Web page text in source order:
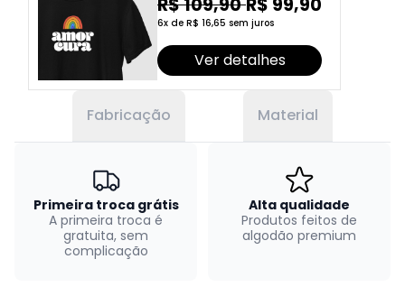
R$ 109,90 R$ 99,90
6x de R$ 16,65 sem juros
Ver detalhes
Fabricação Material
Primeira troca grátis
A primeira troca é
gratuita, sem
complicação
Alta qualidade
Produtos feitos de
algodão premium